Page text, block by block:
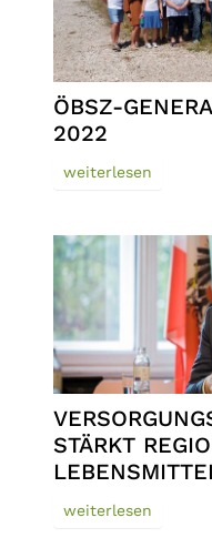
ÖBSZ-
2022
weiterlesen
STÄRKT
weiterlesen